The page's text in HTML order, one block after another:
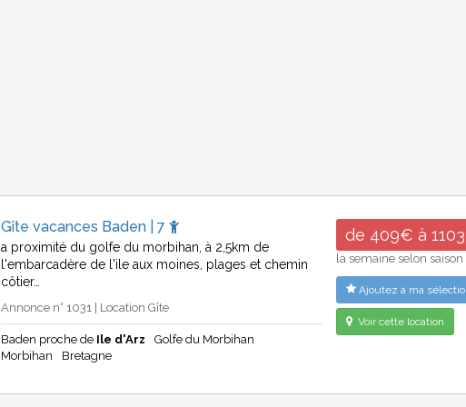
Gîte vacances Baden | 7
a proximité du golfe du morbihan, à 2,5km de
l'embarcadère de l'ile aux moines, plages et chemin
côtier…
Annonce n° 1031 | Location Gîte
Baden proche de Ile d'Arz
Golfe du Morbihan
Morbihan
Bretagne
de 409€ à
la semaine selon saison
Ajoutez à ma
Voir cette location